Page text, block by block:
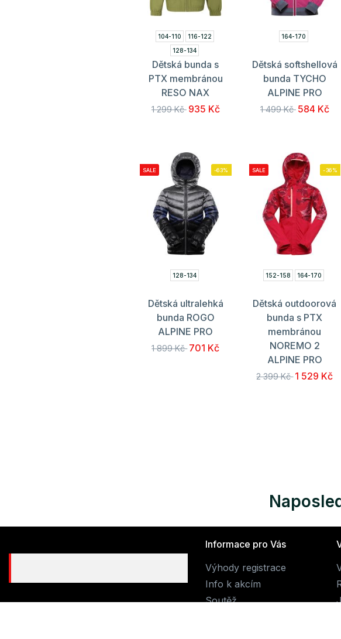
104-110
116-122
128-134
Dětská bunda s
PTX membránou
RESO NAX
1 299 Kč 935 Kč
164-170
Dětská softshellová
bunda TYCHO
ALPINE PRO
1 499 Kč 584 Kč
SALE -63%
128-134
Dětská ultralehká
bunda ROGO
ALPINE PRO
1 899 Kč 701 Kč
SALE -36%
152-158 164-170
Dětská outdoorová
bunda s PTX
membránou
NOREMO 2
ALPINE PRO
2 399 Kč 1 529 Kč
Informace pro Vás
Výhody registrace
Info k akcím
Soutěž